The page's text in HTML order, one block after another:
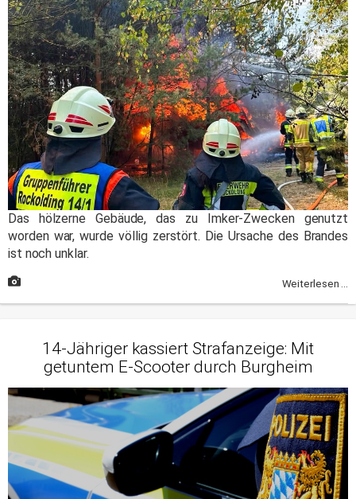
Das hölzerne Gebäude, das zu Imker-Zwecken genutzt
worden war, wurde völlig zerstört. Die Ursache des Brandes
ist noch unklar.
Weiterlesen ...
14-Jähriger kassiert Strafanzeige: Mit
getuntem E-Scooter durch Burgheim